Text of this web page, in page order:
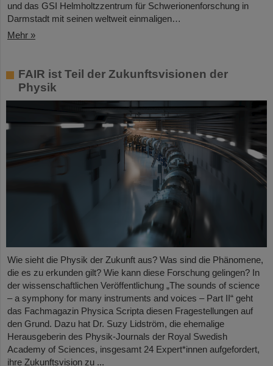
und das GSI Helmholtzzentrum für Schwerionenforschung in
Darmstadt mit seinen weltweit einmaligen…
Mehr »
FAIR ist Teil der Zukunftsvisionen der
Physik
Wie sieht die Physik der Zukunft aus? Was sind die Phänomene,
die es zu erkunden gilt? Wie kann diese Forschung gelingen? In
der wissenschaftlichen Veröffentlichung „The sounds of science
– a symphony for many instruments and voices – Part II“ geht
das Fachmagazin Physica Scripta diesen Fragestellungen auf
den Grund. Dazu hat Dr. Suzy Lidström, die ehemalige
Herausgeberin des Physik-Journals der Royal Swedish
Academy of Sciences, insgesamt 24 Expert*innen aufgefordert,
ihre Zukunftsvision zu ...